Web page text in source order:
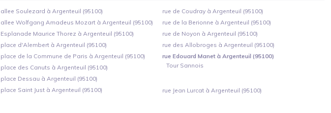
allee Soulezard à Argenteuil (95100)
allee Wolfgang Amadeus Mozart à Argenteuil (95100)
Esplanade Maurice Thorez à Argenteuil (95100)
place d'Alembert à Argenteuil (95100)
place de la Commune de Paris à Argenteuil (95100)
place des Canuts à Argenteuil (95100)
place Dessau à Argenteuil (95100)
place Saint Just à Argenteuil (95100)
rue de Coudray à Argenteuil (95100)
rue de la Berionne à Argenteuil (95100)
rue de Noyon à Argenteuil (95100)
rue des Allobroges à Argenteuil (95100)
rue Edouard Manet à Argenteuil (95100)
Tour Sannois
rue Jean Lurcat à Argenteuil (95100)